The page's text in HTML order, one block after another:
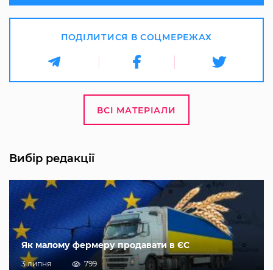
ПОДІЛИТИСЯ В СОЦМЕРЕЖАХ
ВСІ МАТЕРІАЛИ
Вибір редакції
Як малому фермеру продавати в ЄС
3 липня 799